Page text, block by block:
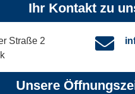
Ihr Kontakt zu
Straße 2
Unsere